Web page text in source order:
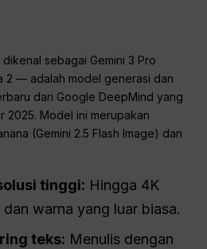
sebagai Gemini 3 Pro
2 — adalah model generasi dan
dari Google DeepMind yang
2025. Model ini merupakan
(Gemini 2.5 Flash Image) dan
tinggi: Hingga 4K
warna yang luar biasa.
teks: Menulis dengan